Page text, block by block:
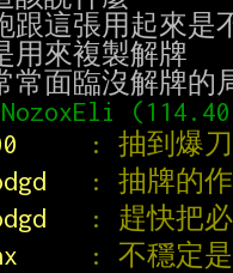
跟這張用起來是
用來複製解牌
: 抽到爆
: 抽牌的
: 趕快把
: 不穩定